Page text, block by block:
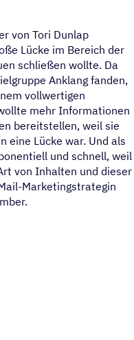
von Tori Dunlap
Lücke im Bereich der
schließen wollte. Da
Anklang fanden,
vollwertigen
mehr Informationen
bereitstellen, weil sie
eine Lücke war. Und als
und schnell, weil
von Inhalten und dieser
Marketingstrategin